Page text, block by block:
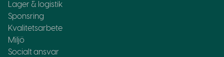
Lager & logistik
Sponsring
Kvalitetsarbete
Miljö
Socialt ansvar